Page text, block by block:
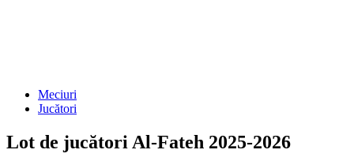
Meciuri
Jucători
Lot de jucători Al-Fateh 2025-2026